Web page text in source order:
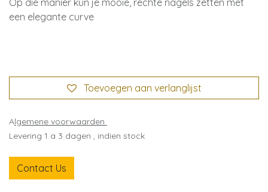
Op die manier kun je mooie, rechte nagels zetten met
een elegante curve
Toevoegen aan verlanglijst
Algemene voorwaarden
Levering 1 a 3 dagen , indien stock
Contact Us